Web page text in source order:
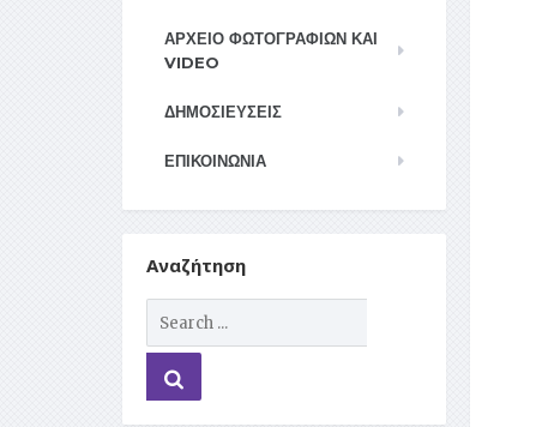
ΑΡΧΕΊΟ ΦΩΤΟΓΡΑΦΙΏΝ ΚΑΙ
VIDEO
ΔΗΜΟΣΙΕΥΣΕΙΣ
ΕΠΙΚΟΙΝΩΝΊΑ
Αναζήτηση